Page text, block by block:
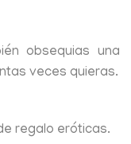
obsequias una
veces quieras.
regalo eróticas.